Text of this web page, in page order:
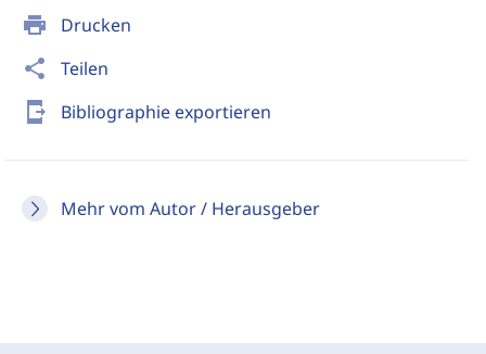
print Drucken
share Teilen
send_to_mobile Bibliographie exportieren
Mehr vom Autor / Herausgeber